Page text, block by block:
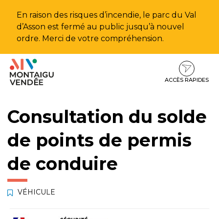
En raison des risques d’incendie, le parc du Val
d’Asson est fermé au public jusqu’à nouvel
ordre. Merci de votre compréhension.
Aller
Aller
contenu
Aller
pied
ACCÈS RAPIDES
Consultation du solde
de points de permis
de conduire
VÉHICULE